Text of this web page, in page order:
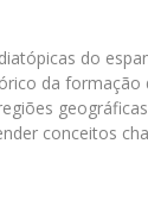
do
da formação
conceitos